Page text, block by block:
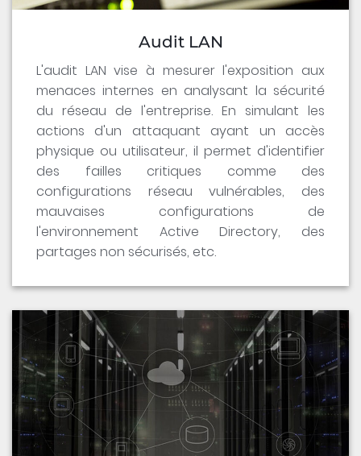
Audit LAN
L'audit LAN vise à mesurer l'exposition aux
menaces internes en analysant la sécurité
du réseau de l'entreprise. En simulant les
actions d'un attaquant ayant un accès
physique ou utilisateur, il permet d'identifier
des failles critiques comme des
configurations réseau vulnérables, des
mauvaises configurations de
l'environnement Active Directory, des
partages non sécurisés, etc.